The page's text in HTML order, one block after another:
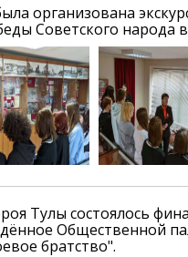
организована
Советского народа
Тулы состоялось
Общественной
братство".